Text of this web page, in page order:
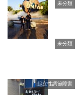
未分類
未分類
起立性調節障害